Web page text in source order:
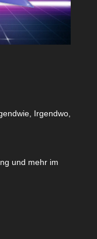
Irgendwo,
und mehr im